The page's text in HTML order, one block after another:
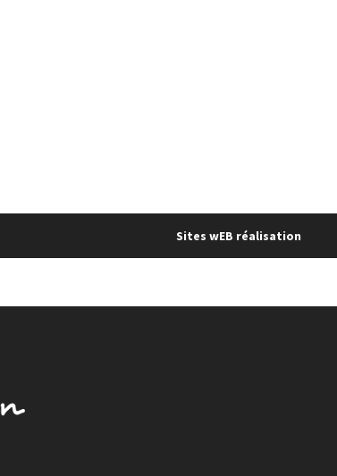
Sites wEB réalisation